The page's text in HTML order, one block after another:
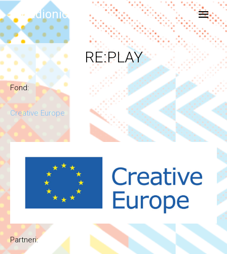
gradionica
RE:PLAY
Fond:
Creative Europe
Partneri: